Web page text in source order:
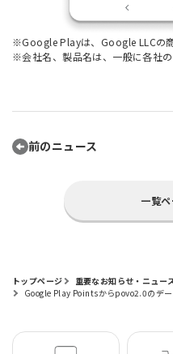
※Google Playは、Google LLCの商
※会社名、製品名は、一般に各社の
前のニュース
一覧
トップページ
重要なお知らせ・ニュー
Google Play Pointsからpovo2.0のデ